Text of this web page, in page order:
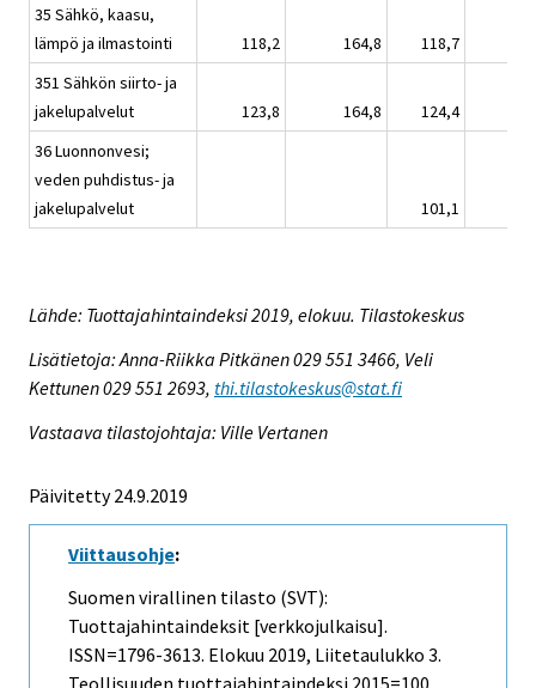
35 Sähkö, kaasu,
lämpö ja ilmastointi
118,2 164,8
118,7
351 Sähkön siirto- ja
jakelupalvelut
123,8 164,8
124,4
36 Luonnonvesi;
veden puhdistus- ja
jakelupalvelut
101,1
Lähde: Tuottajahintaindeksi 2019, elokuu. Tilastokeskus
Lisätietoja: Anna-Riikka Pitkänen 029 551 3466, Veli
Kettunen 029 551 2693, thi.tilastokeskus@stat.fi
Vastaava tilastojohtaja: Ville Vertanen
Päivitetty 24.9.2019
Viittausohje:
Suomen virallinen tilasto (SVT):
Tuottajahintaindeksit [verkkojulkaisu].
ISSN=1796-3613. Elokuu 2019, Liitetaulukko 3.